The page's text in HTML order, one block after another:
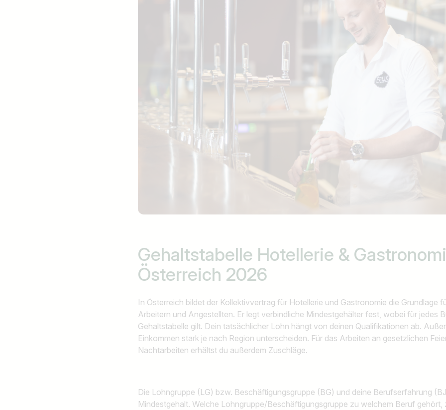
Gehaltstabelle Hotellerie &
Österreich 2026
In Österreich bildet der Kollektivvertrag für Hotellerie und Gastronomie die Grundlage
Arbeitern und Angestellten. Er legt verbindliche Mindestgehälter fest, wobei für jedes
Gehaltstabelle gilt. Dein tatsächlicher Lohn hängt von deinen Qualifikationen ab.
Einkommen stark je nach Region unterscheiden. Für das Arbeiten an gesetzlichen
Nachtarbeiten erhältst du außerdem Zuschläge.
Die Lohngruppe (LG) bzw. Beschäftigungsgruppe (BG) und deine Berufserfahrung
Mindestgehalt. Welche Lohngruppe/Beschäftigungsgruppe zu welchem Beruf gehört,
Jobtitel